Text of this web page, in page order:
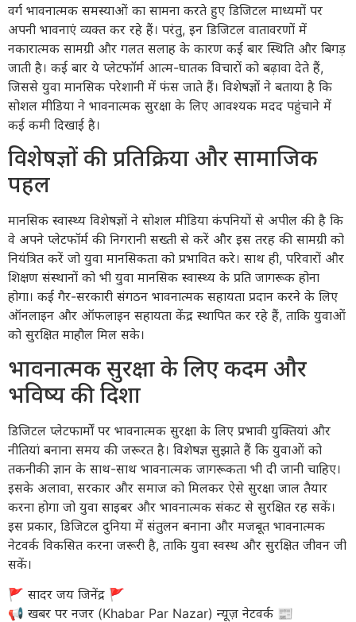
वर्ग भावनात्मक समस्याओं का सामना करते हुए डिजिटल माध्यमों पर
अपनी भावनाएं व्यक्त कर रहे हैं। परंतु, इन डिजिटल वातावरणों में
नकारात्मक सामग्री और गलत सलाह के कारण कई बार स्थिति और बिगड़
जाती है। कई बार ये प्लेटफॉर्म आत्म-घातक विचारों को बढ़ावा देते हैं,
जिससे युवा मानसिक परेशानी में फंस जाते हैं। विशेषज्ञों ने बताया है कि
सोशल मीडिया ने भावनात्मक सुरक्षा के लिए आवश्यक मदद पहुंचाने में
कई कमी दिखाई है।
विशेषज्ञों की प्रतिक्रिया और सामाजिक
पहल
मानसिक स्वास्थ्य विशेषज्ञों ने सोशल मीडिया कंपनियों से अपील की है कि
वे अपने प्लेटफॉर्म की निगरानी सख्ती से करें और इस तरह की सामग्री को
नियंत्रित करें जो युवा मानसिकता को प्रभावित करे। साथ ही, परिवारों और
शिक्षण संस्थानों को भी युवा मानसिक स्वास्थ्य के प्रति जागरूक होना
होगा। कई गैर-सरकारी संगठन भावनात्मक सहायता प्रदान करने के लिए
ऑनलाइन और ऑफलाइन सहायता केंद्र स्थापित कर रहे हैं, ताकि युवाओं
को सुरक्षित माहौल मिल सके।
भावनात्मक सुरक्षा के लिए कदम और
भविष्य की दिशा
डिजिटल प्लेटफार्मों पर भावनात्मक सुरक्षा के लिए प्रभावी युक्तियां और
नीतियां बनाना समय की जरूरत है। विशेषज्ञ सुझाते हैं कि युवाओं को
तकनीकी ज्ञान के साथ-साथ भावनात्मक जागरूकता भी दी जानी चाहिए।
इसके अलावा, सरकार और समाज को मिलकर ऐसे सुरक्षा जाल तैयार
करना होगा जो युवा साइबर और भावनात्मक संकट से सुरक्षित रह सकें।
इस प्रकार, डिजिटल दुनिया में संतुलन बनाना और मजबूत भावनात्मक
नेटवर्क विकसित करना जरूरी है, ताकि युवा स्वस्थ और सुरक्षित जीवन जी
सकें।
​🚩 सादर जय जिनेंद्र 🚩
​📢 खबर पर नजर (Khabar Par Nazar) न्यूज़ नेटवर्क 📰